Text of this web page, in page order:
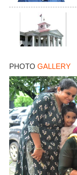
PHOTO GALLERY